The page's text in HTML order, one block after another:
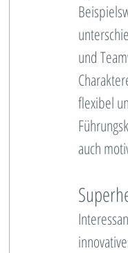
und
flexibel
auch